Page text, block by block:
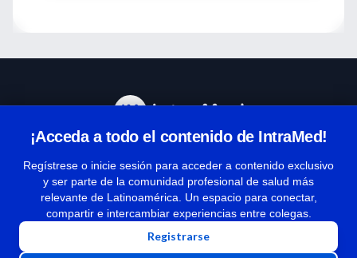
¡Acceda a todo el contenido de IntraMed!
Regístrese o inicie sesión para acceder a contenido exclusivo
y ser parte de la comunidad profesional de salud más
relevante de Latinoamérica. Un espacio para conectar,
compartir e intercambiar experiencias entre colegas.
Registrarse
Términos y condiciones
| Políticas de privacidad
| Todos los derechos reservados | Copyright 1997-2026